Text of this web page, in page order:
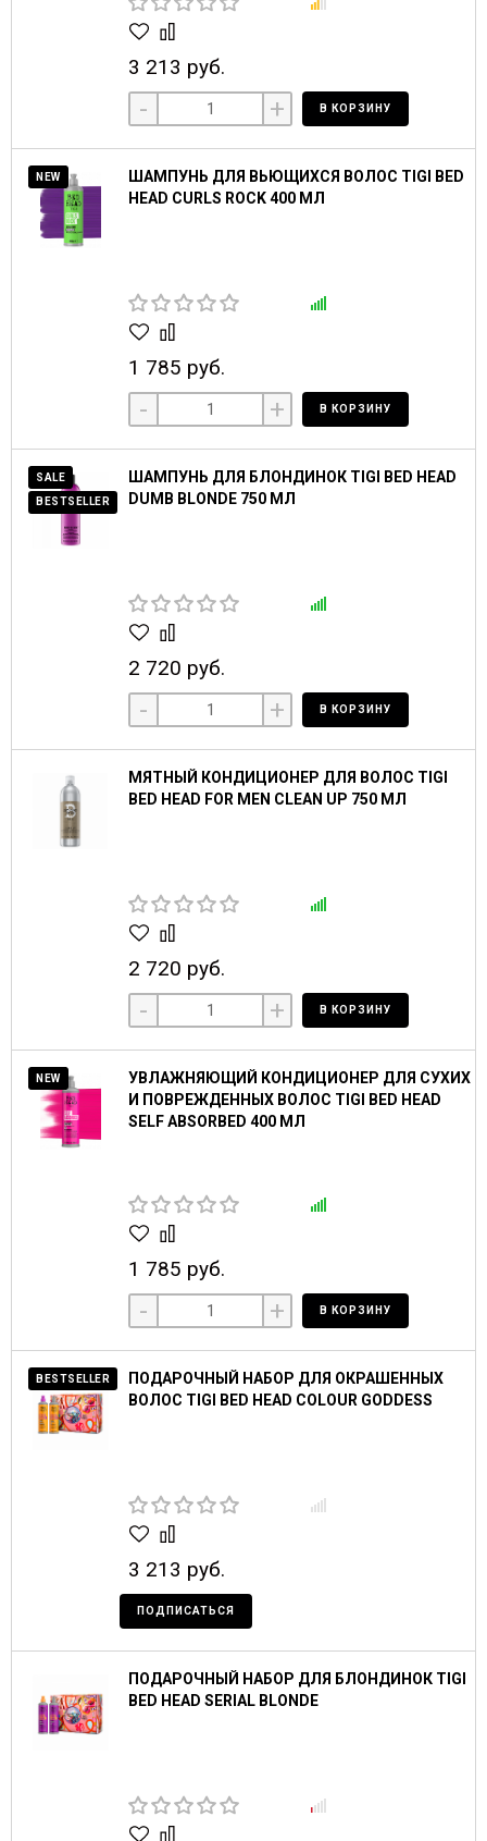
3 213 руб.
- + В КОРЗИНУ
NEW
ШАМПУНЬ ДЛЯ ВЬЮЩИХСЯ ВОЛОС TIGI BED
HEAD CURLS ROCK 400 МЛ
1 785 руб.
- + В КОРЗИНУ
SALE
BESTSELLER
ШАМПУНЬ ДЛЯ БЛОНДИНОК TIGI BED HEAD
DUMB BLONDE 750 МЛ
2 720 руб.
- + В КОРЗИНУ
МЯТНЫЙ КОНДИЦИОНЕР ДЛЯ ВОЛОС TIGI
BED HEAD FOR MEN CLEAN UP 750 МЛ
2 720 руб.
- + В КОРЗИНУ
NEW
УВЛАЖНЯЮЩИЙ КОНДИЦИОНЕР ДЛЯ СУХИХ
И ПОВРЕЖДЕННЫХ ВОЛОС TIGI BED HEAD
SELF ABSORBED 400 МЛ
1 785 руб.
- + В КОРЗИНУ
BESTSELLER
ПОДАРОЧНЫЙ НАБОР ДЛЯ ОКРАШЕННЫХ
ВОЛОС TIGI BED HEAD COLOUR GODDESS
3 213 руб.
ПОДПИСАТЬСЯ
ПОДАРОЧНЫЙ НАБОР ДЛЯ БЛОНДИНОК TIGI
BED HEAD SERIAL BLONDE